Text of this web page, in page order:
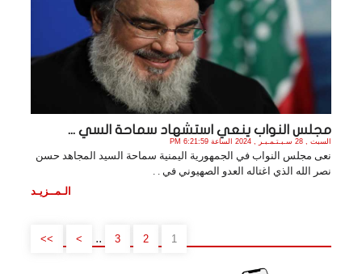
مجلس النواب ينعي استشهاد سماحة السي ...
السبت , 28 سـبـتـمـبـر , 2024 الساعة 6:21:59 PM
نعى مجلس النواب في الجمهورية اليمنية سماحة السيد المجاهد حسن
نصر الله الذي اغتاله العدو الصهيوني في . .
الـمــزيـد
1
2
3
..
>
>>